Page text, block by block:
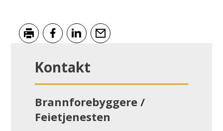
Kontakt
Brannforebyggere /
Feietjenesten